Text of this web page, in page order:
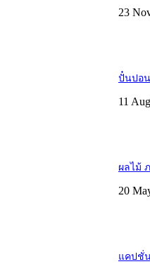
23
ปั๋นปอ
11
ผลไม้
20
แคปชั่